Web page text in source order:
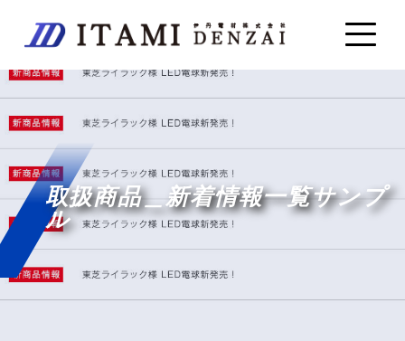
取扱商品＿新着情報一覧サンプ
ル